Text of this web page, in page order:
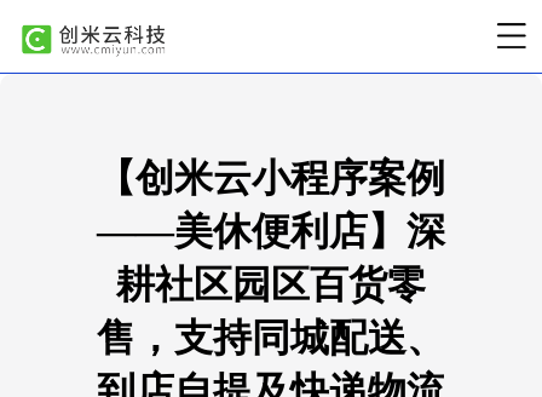
【创米云小程序案例
——美休便利店】深
耕社区园区百货零
售，支持同城配送、